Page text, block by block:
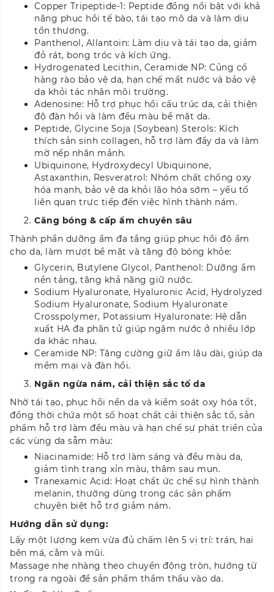
Copper Tripeptide-1: Peptide đồng nổi bật với khả
năng phục hồi tế bào, tái tạo mô da và làm dịu
tổn thương.
Panthenol, Allantoin: Làm dịu và tái tạo da, giảm
đỏ rát, bong tróc và kích ứng.
Hydrogenated Lecithin, Ceramide NP: Củng cố
hàng rào bảo vệ da, hạn chế mất nước và bảo vệ
da khỏi tác nhân môi trường.
Adenosine: Hỗ trợ phục hồi cấu trúc da, cải thiện
độ đàn hồi và làm đều màu bề mặt da.
Peptide, Glycine Soja (Soybean) Sterols: Kích
thích sản sinh collagen, hỗ trợ làm đầy da và làm
mờ nếp nhăn mảnh.
Ubiquinone, Hydroxydecyl Ubiquinone,
Astaxanthin, Resveratrol: Nhóm chất chống oxy
hóa mạnh, bảo vệ da khỏi lão hóa sớm – yếu tố
liên quan trực tiếp đến việc hình thành nám.
Căng bóng & cấp ẩm chuyên sâu
Thành phần dưỡng ẩm đa tầng giúp phục hồi độ ẩm
cho da, làm mượt bề mặt và tăng độ bóng khỏe:
Glycerin, Butylene Glycol, Panthenol: Dưỡng ẩm
nền tảng, tăng khả năng giữ nước.
Sodium Hyaluronate, Hyaluronic Acid, Hydrolyzed
Sodium Hyaluronate, Sodium Hyaluronate
Crosspolymer, Potassium Hyaluronate: Hệ dẫn
xuất HA đa phân tử giúp ngậm nước ở nhiều lớp
da khác nhau.
Ceramide NP: Tăng cường giữ ẩm lâu dài, giúp da
mềm mại và đàn hồi.
Ngăn ngừa nám, cải thiện sắc tố da
Nhờ tái tạo, phục hồi nền da và kiểm soát oxy hóa tốt,
đồng thời chứa một số hoạt chất cải thiện sắc tố, sản
phẩm hỗ trợ làm đều màu và hạn chế sự phát triển của
các vùng da sẫm màu:
Niacinamide: Hỗ trợ làm sáng và đều màu da,
giảm tình trạng xỉn màu, thâm sau mụn.
Tranexamic Acid: Hoạt chất ức chế sự hình thành
melanin, thường dùng trong các sản phẩm
chuyên biệt hỗ trợ giảm nám.
Hướng dẫn sử dụng:
Lấy một lượng kem vừa đủ chấm lên 5 vị trí: trán, hai
bên má, cằm và mũi.
Massage nhẹ nhàng theo chuyển động tròn, hướng từ
trong ra ngoài để sản phẩm thẩm thấu vào da.